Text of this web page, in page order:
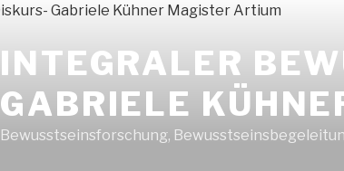
INTEGRALER
GABRIELE
Bewusstseinsforschung,